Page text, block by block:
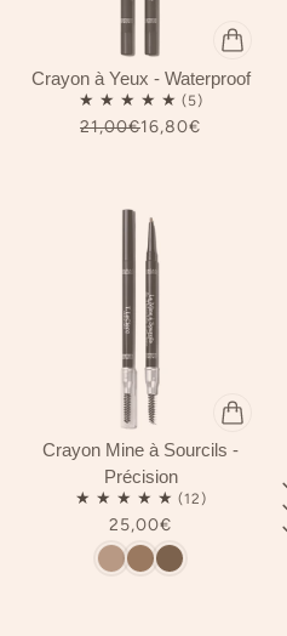
Crayon à Yeux - Waterproof
21,00€16,80€
Crayon Mine à Sourcils -
Précision
25,00€